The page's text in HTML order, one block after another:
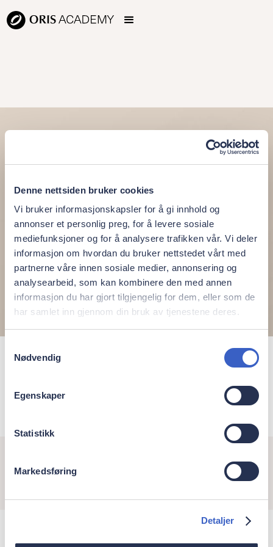
Denne nettsiden bruker cookies
Vi bruker informasjonskapsler for å gi innhold og
annonser et personlig preg, for å levere sosiale
mediefunksjoner og for å analysere trafikken vår. Vi deler
informasjon om hvordan du bruker nettstedet vårt med
partnerne våre innen sosiale medier, annonsering og
analysearbeid, som kan kombinere den med annen
informasjon du har gjort tilgjengelig for dem, eller som de
har samlet inn gjennom din bruk av tjenestene deres.
Nødvendig
Egenskaper
Statistikk
Markedsføring
Detaljer
Cecilie Mortensen